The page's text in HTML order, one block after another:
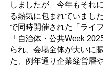
しましたが、今年もそれ
る熱気に包まれていまし
で同時開催された「ライ
「自治体・公共Week
られ、会場全体が大いに
た、例年通り企業経営層